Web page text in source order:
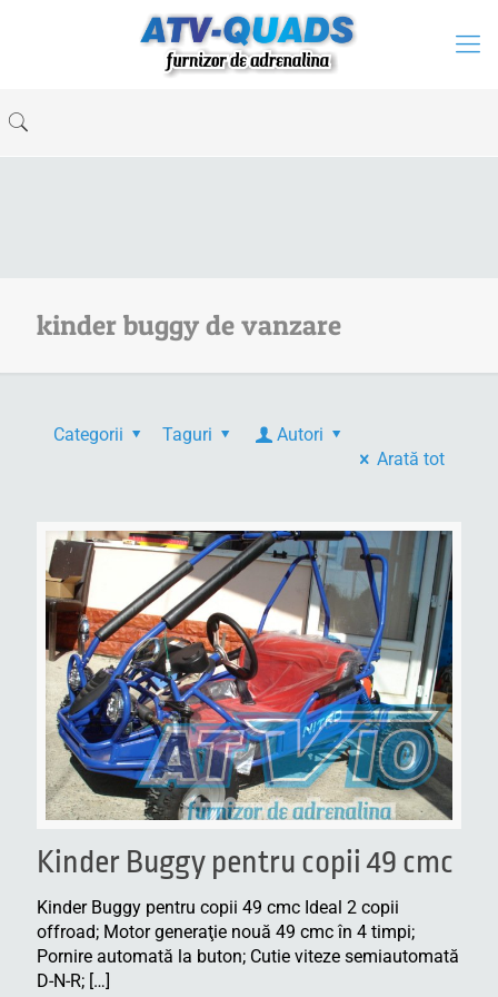
kinder buggy de vanzare
Categorii Taguri
Autori
Arată tot
Kinder Buggy pentru copii 49 cmc
Kinder Buggy pentru copii 49 cmc Ideal 2 copii
offroad; Motor generaţie nouă 49 cmc în 4 timpi;
Pornire automată la buton; Cutie viteze semiautomată
D-N-R; […]